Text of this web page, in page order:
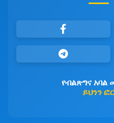
የብልጽግና አባል
ይህንን